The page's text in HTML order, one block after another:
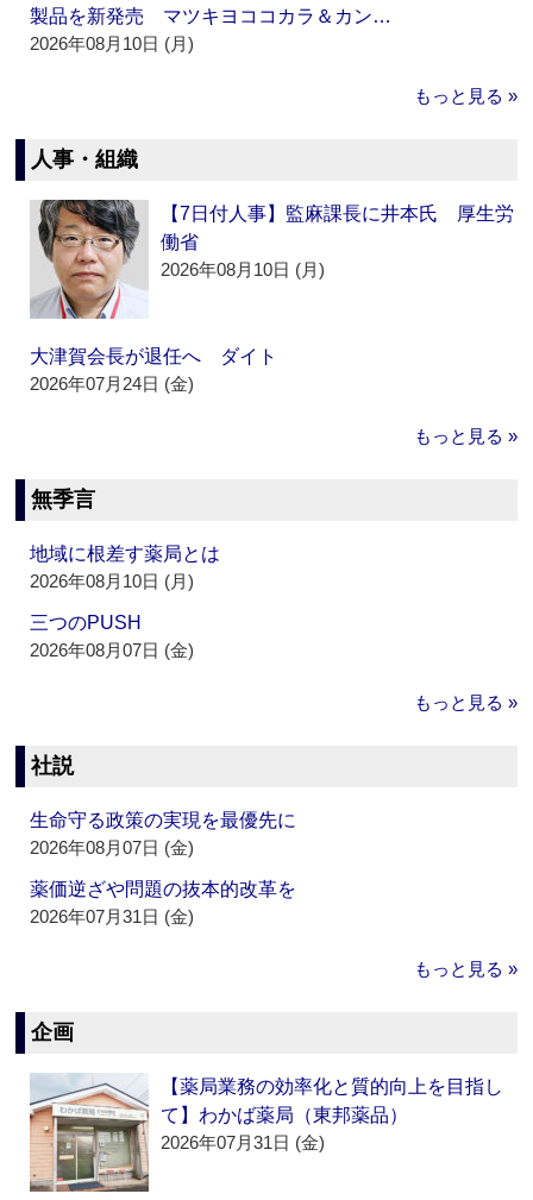
製品を新発売 マツキヨココカラ＆カン…
2026年08月10日 (月)
もっと見る »
人事・組織
【7日付人事】監麻課長に井本氏 厚生労
働省
2026年08月10日 (月)
大津賀会長が退任へ ダイト
2026年07月24日 (金)
もっと見る »
無季言
地域に根差す薬局とは
2026年08月10日 (月)
三つのPUSH
2026年08月07日 (金)
もっと見る »
社説
生命守る政策の実現を最優先に
2026年08月07日 (金)
薬価逆ざや問題の抜本的改革を
2026年07月31日 (金)
もっと見る »
企画
【薬局業務の効率化と質的向上を目指し
て】わかば薬局（東邦薬品）
2026年07月31日 (金)